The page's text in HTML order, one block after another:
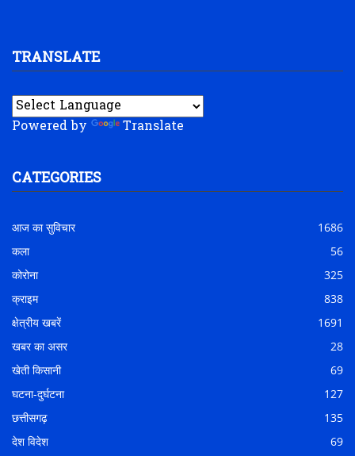
TRANSLATE
Powered by Translate
CATEGORIES
आज का सुविचार
1686
कला
56
कोरोना
325
क्राइम
838
क्षेत्रीय खबरें
1691
खबर का असर
28
खेती किसानी
69
घटना-दुर्घटना
127
छत्तीसगढ़
135
देश विदेश
69